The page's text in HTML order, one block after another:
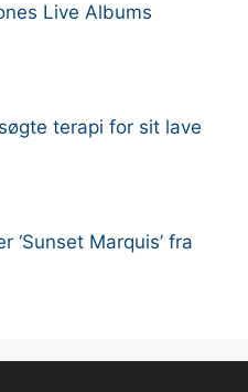
Live Albums
terapi for sit lave
‘Sunset Marquis’ fra